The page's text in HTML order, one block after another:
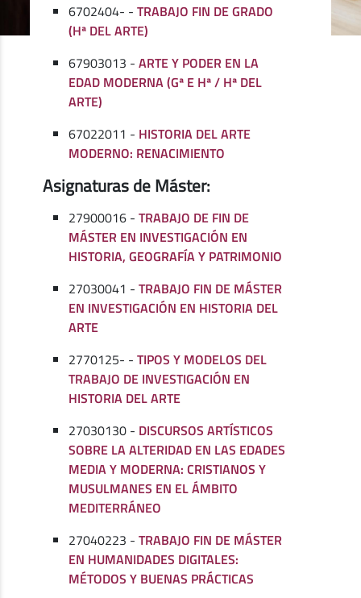
6702404- -TRABAJO FIN DE GRADO
(Hª DEL ARTE)
67903013 -ARTE Y PODER EN LA
EDAD MODERNA (Gª E Hª / Hª DEL
ARTE)
67022011 - HISTORIA DEL ARTE
MODERNO: RENACIMIENTO
Asignaturas de Máster:
27900016 -TRABAJO DE FIN DE
MÁSTER EN INVESTIGACIÓN EN
HISTORIA, GEOGRAFÍA Y PATRIMONIO
27030041 -TRABAJO FIN DE MÁSTER
EN INVESTIGACIÓN EN HISTORIA DEL
ARTE
2770125- -TIPOS Y MODELOS DEL
TRABAJO DE INVESTIGACIÓN EN
HISTORIA DEL ARTE
27030130 - DISCURSOS ARTÍSTICOS
SOBRE LA ALTERIDAD EN LAS EDADES
MEDIA Y MODERNA: CRISTIANOS Y
MUSULMANES EN EL ÁMBITO
MEDITERRÁNEO
27040223 -TRABAJO FIN DE MÁSTER
EN HUMANIDADES DIGITALES:
MÉTODOS Y BUENAS PRÁCTICAS